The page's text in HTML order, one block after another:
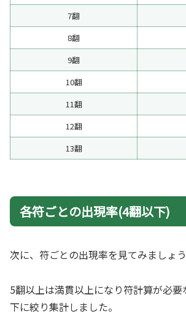
7翻
8翻
9翻
10翻
11翻
12翻
13翻
各符ごとの出現率(4翻以下)
次に、符ごとの出現率を見てみましょう
5翻以上は満貫以上になり符計算が必
下に絞り集計しました。